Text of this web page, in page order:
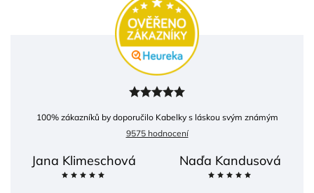
100% zákazníků by doporučilo Kabelky s láskou svým známým
9575 hodnocení
Jana Klimeschová Naďa Kandusová